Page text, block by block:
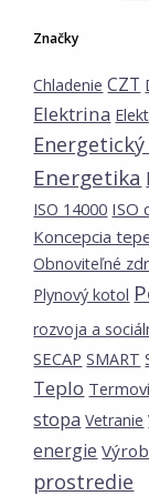
Značky
Chladenie CZT
Elektrina
Energetika
ISO 14000 ISO
Koncepcia
Obnoviteľné
Plynový kotol
rozvoja a
SECAP SMART
Teplo
stopa Vetranie
energie
prostredie